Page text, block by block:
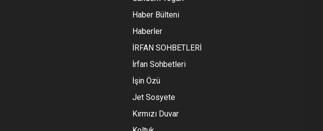
Haber Bülteni
Haberler
İRFAN SOHBETLERİ
İrfan Sohbetleri
İşin Özü
Jet Sosyete
Kırmızı Duvar